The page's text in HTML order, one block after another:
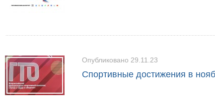
Опубликовано 29.11.23
Спортивные достижения в